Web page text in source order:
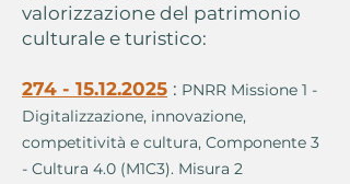
valorizzazione del patrimonio
culturale e turistico:
274 - 15.12.2025 : PNRR Missione 1 -
Digitalizzazione, innovazione,
competitività e cultura, Componente 3
- Cultura 4.0 (M1C3). Misura 2